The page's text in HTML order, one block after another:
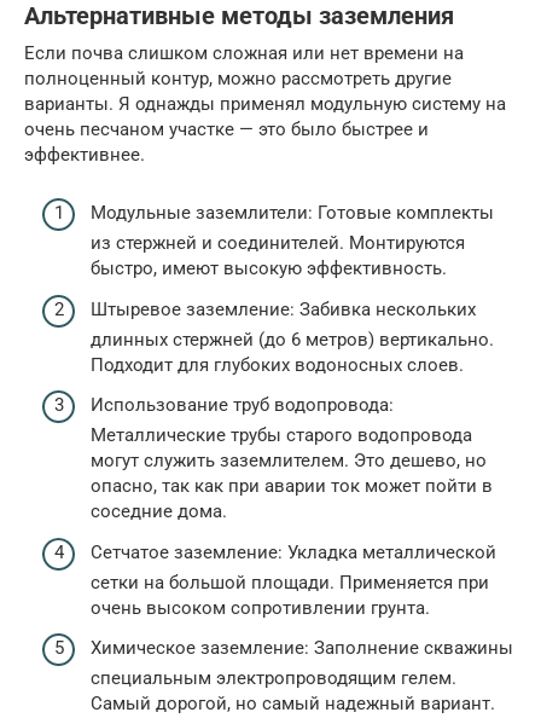
Альтернативные методы заземления
Если почва слишком сложная или нет времени на
полноценный контур, можно рассмотреть другие
варианты. Я однажды применял модульную систему на
очень песчаном участке — это было быстрее и
эффективнее.
Модульные заземлители: Готовые комплекты
из стержней и соединителей. Монтируются
быстро, имеют высокую эффективность.
Штыревое заземление: Забивка нескольких
длинных стержней (до 6 метров) вертикально.
Подходит для глубоких водоносных слоев.
Использование труб водопровода:
Металлические трубы старого водопровода
могут служить заземлителем. Это дешево, но
опасно, так как при аварии ток может пойти в
соседние дома.
Сетчатое заземление: Укладка металлической
сетки на большой площади. Применяется при
очень высоком сопротивлении грунта.
Химическое заземление: Заполнение скважины
специальным электропроводящим гелем.
Самый дорогой, но самый надежный вариант.